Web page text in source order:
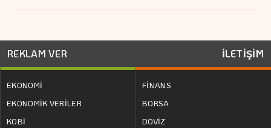
REKLAM VER İLETİŞİM
EKONOMİ
EKONOMİK VERİLER
KOBİ
FİNANS
BORSA
DÖVİZ